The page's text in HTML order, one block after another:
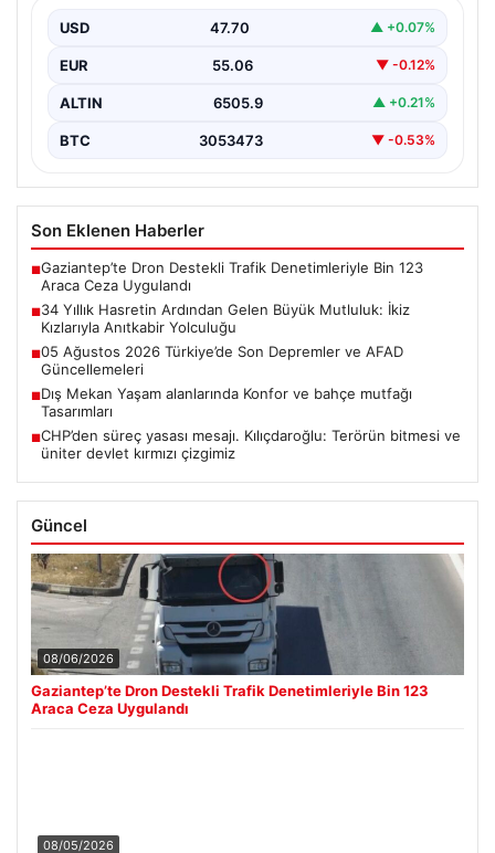
Adıyaman'da hayatlarını sürdüren Abuzer ve Zeynep
USD 47.70 ▲ +0.07%
EUR 55.06 ▼ -0.12%
ALTIN 6505.9 ▲ +0.21%
BTC 3053473 ▼ -0.53%
Son Eklenen Haberler
■Gaziantep’te Dron Destekli Trafik Denetimleriyle Bin 123
Araca Ceza Uygulandı
■34 Yıllık Hasretin Ardından Gelen Büyük Mutluluk: İkiz
Kızlarıyla Anıtkabir Yolculuğu
■05 Ağustos 2026 Türkiye’de Son Depremler ve AFAD
Güncellemeleri
■Dış Mekan Yaşam alanlarında Konfor ve bahçe mutfağı
Tasarımları
■CHP’den süreç yasası mesajı. Kılıçdaroğlu: Terörün bitmesi ve
üniter devlet kırmızı çizgimiz
Güncel
08/06/2026
Gaziantep’te Dron Destekli Trafik Denetimleriyle Bin 123
Araca Ceza Uygulandı
08/05/2026